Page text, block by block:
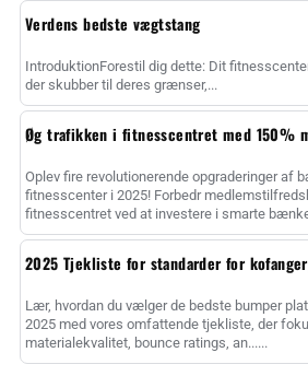
Verdens bedste vægtstang
IntroduktionForestil dig dette: Dit
der skubber til deres grænser,...
Oplev fire revolutionerende opgraderinger af
fitnesscenter i 2025! Forbedr
fitnesscentret ved at investere i smarte
Lær, hvordan du vælger de bedste bumper
2025 med vores omfattende tjekliste, der
materialekvalitet, bounce ratings, an......